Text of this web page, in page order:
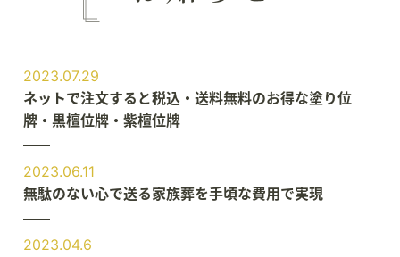
2023.07.29
ネットで注文すると税込・送料無料のお得な塗り位
牌・黒檀位牌・紫檀位牌
2023.06.11
無駄のない心で送る家族葬を手頃な費用で実現
2023.04.6